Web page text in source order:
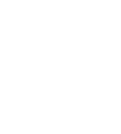
tường
gian hiện